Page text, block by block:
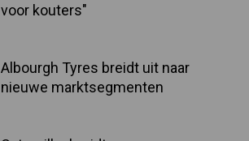
voor kouters"
Albourgh Tyres breidt uit naar
nieuwe marktsegmenten